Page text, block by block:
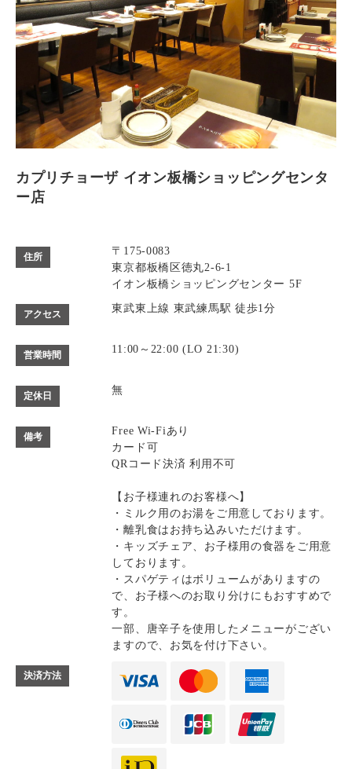
カプリチョーザ イオン板橋ショッピングセンタ
ー店
住所
〒175-0083
東京都板橋区徳丸2-6-1
イオン板橋ショッピングセンター 5F
アクセス 東武東上線 東武練馬駅 徒歩1分
営業時間 11:00～22:00 (LO 21:30)
定休日 無
備考
Free Wi-Fiあり
カード可
QRコード決済 利用不可
【お子様連れのお客様へ】
・ミルク用のお湯をご用意しております。
・離乳食はお持ち込みいただけます。
・キッズチェア、お子様用の食器をご用意
しております。
・スパゲティはボリュームがありますの
で、お子様へのお取り分けにもおすすめで
す。
一部、唐辛子を使用したメニューがござい
ますので、お気を付け下さい。
決済方法